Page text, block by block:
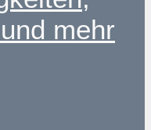
mehr